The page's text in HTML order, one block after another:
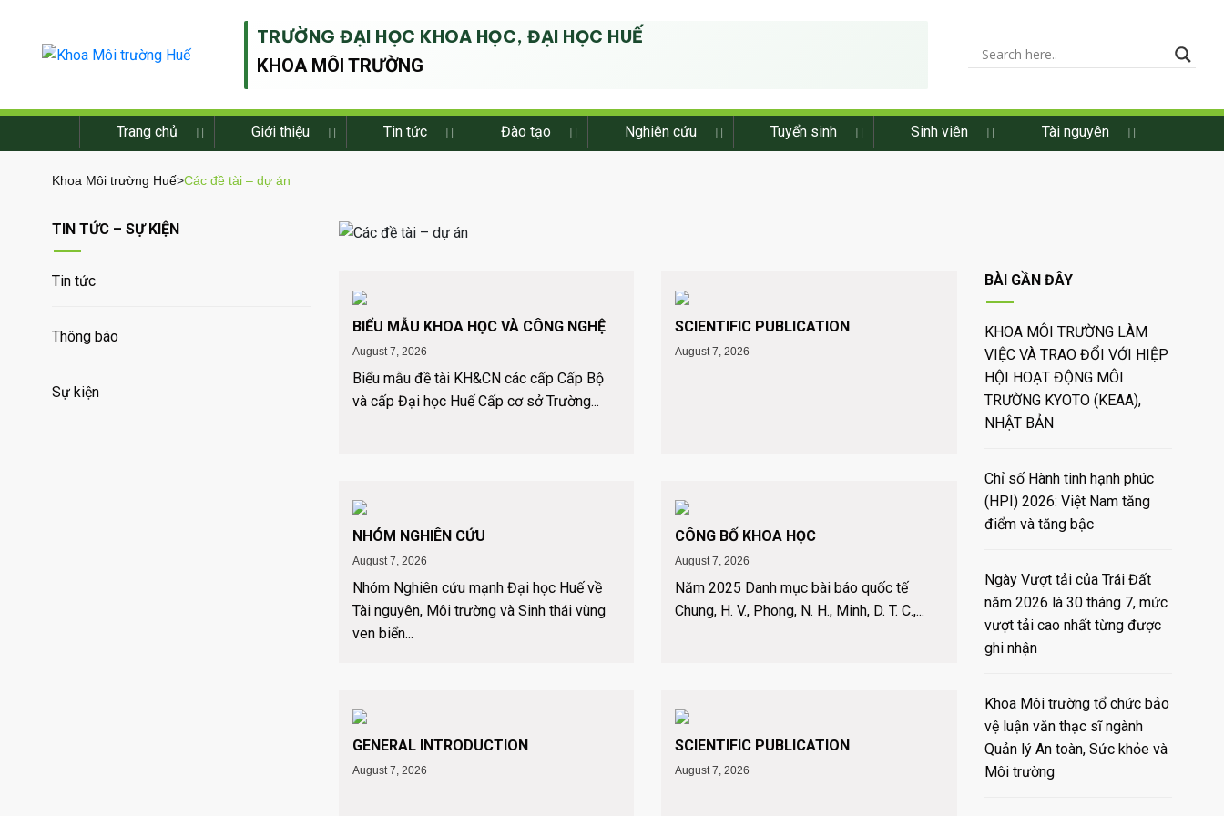
TRƯỜNG ĐẠI HỌC KHOA HỌC, ĐẠI HỌC HUẾ
KHOA MÔI TRƯỜNG
Trang chủ Giới thiệu Tin tức Đào tạo Nghiên cứu Tuyển sinh Sinh viên Tài nguyên
Khoa Môi trường Huế>Các đề tài – dự án
TIN TỨC – SỰ KIỆN
Tin tức
Thông báo
Sự kiện
BIỂU MẪU KHOA HỌC VÀ CÔNG NGHỆ
August 7, 2026
Biểu mẫu đề tài KH&CN các cấp Cấp Bộ
và cấp Đại học Huế Cấp cơ sở Trường...
SCIENTIFIC PUBLICATION
August 7, 2026
NHÓM NGHIÊN CỨU
August 7, 2026
Nhóm Nghiên cứu mạnh Đại học Huế về
Tài nguyên, Môi trường và Sinh thái vùng
ven biển...
CÔNG BỐ KHOA HỌC
August 7, 2026
Năm 2025 Danh mục bài báo quốc tế
Chung, H. V., Phong, N. H., Minh, D. T. C.,...
GENERAL INTRODUCTION
August 7, 2026
SCIENTIFIC PUBLICATION
August 7, 2026
BÀI GẦN ĐÂY
KHOA MÔI TRƯỜNG LÀM
VIỆC VÀ TRAO ĐỔI VỚI HIỆP
HỘI HOẠT ĐỘNG MÔI
TRƯỜNG KYOTO (KEAA),
NHẬT BẢN
Chỉ số Hành tinh hạnh phúc
(HPI) 2026: Việt Nam tăng
điểm và tăng bậc
Ngày Vượt tải của Trái Đất
năm 2026 là 30 tháng 7, mức
vượt tải cao nhất từng được
ghi nhận
Khoa Môi trường tổ chức bảo
vệ luận văn thạc sĩ ngành
Quản lý An toàn, Sức khỏe và
Môi trường